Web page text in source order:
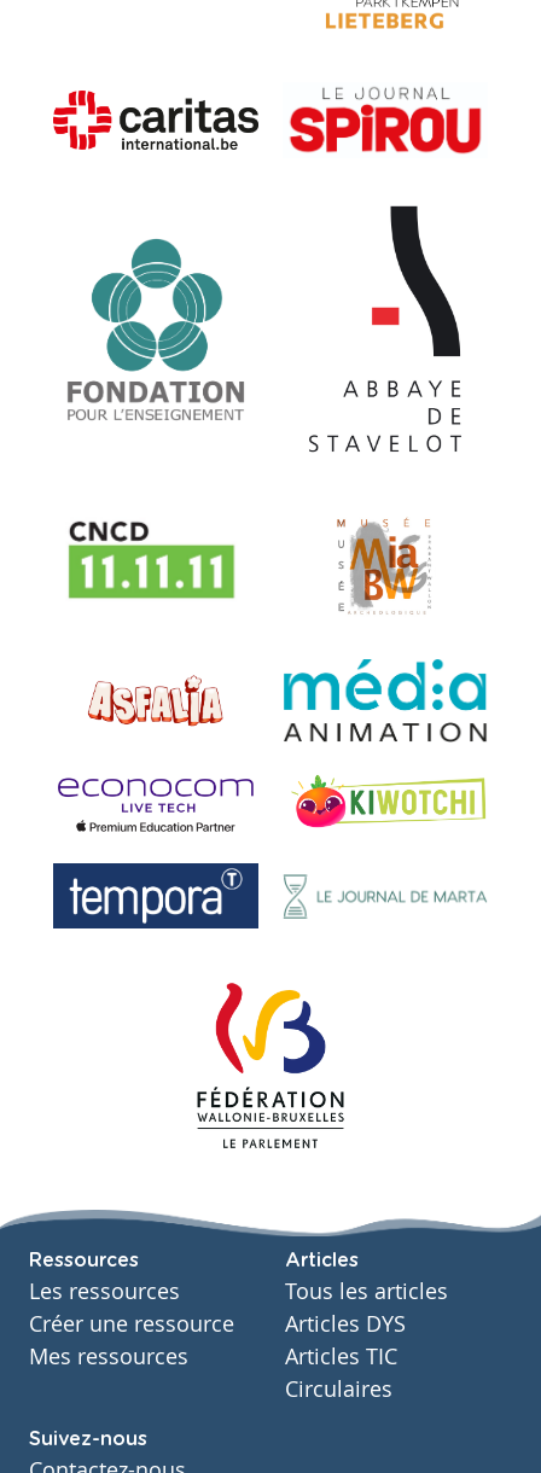
Ressources
Les ressources
Créer une ressource
Mes ressources
Articles
Tous les articles
Articles DYS
Articles TIC
Circulaires
Suivez-nous